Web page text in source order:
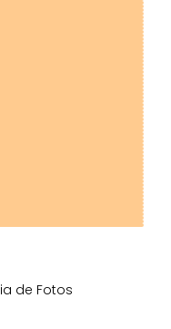
de Fotos